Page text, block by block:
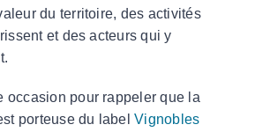
du territoire, des activités
et des acteurs qui y
occasion pour rappeler que la
porteuse du labelVignobles